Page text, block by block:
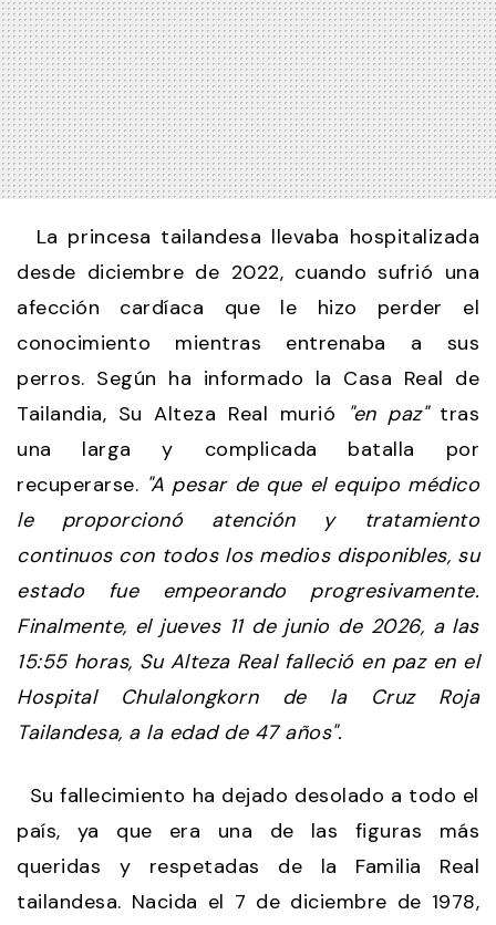
La princesa tailandesa llevaba hospitalizada
desde diciembre de 2022, cuando sufrió una
afección cardíaca que le hizo perder el
conocimiento mientras entrenaba a sus
perros. Según ha informado la Casa Real de
Tailandia, Su Alteza Real murió
"en paz"tras
una larga y complicada batalla por
recuperarse. "A pesar de que el equipo médico
le proporcionó atención y tratamiento
continuos con todos los medios disponibles, su
estado fue empeorando progresivamente.
Finalmente, el jueves 11 de junio de 2026, a las
15:55 horas, Su Alteza Real falleció en paz en el
Hospital Chulalongkorn de la Cruz Roja
Tailandesa, a la edad de 47 años".
Su fallecimiento ha dejado desolado a todo el
país, ya que era una de las figuras más
queridas y respetadas de la Familia Real
tailandesa. Nacida el 7 de diciembre de 1978,